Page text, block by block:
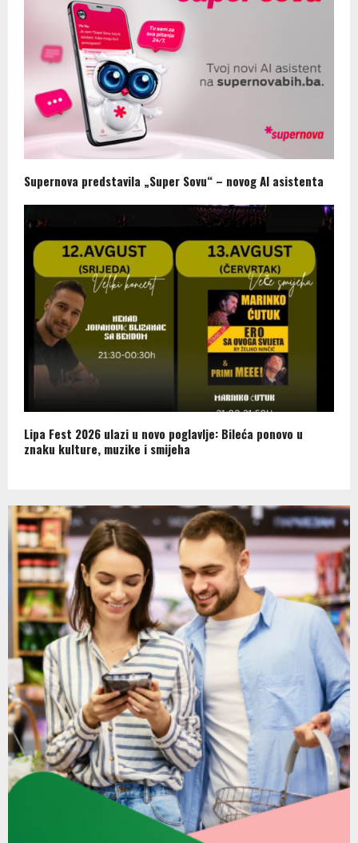
Supernova predstavila „Super Sovu“ – novog AI asistenta
Lipa Fest 2026 ulazi u novo poglavlje: Bileća ponovo u
znaku kulture, muzike i smijeha